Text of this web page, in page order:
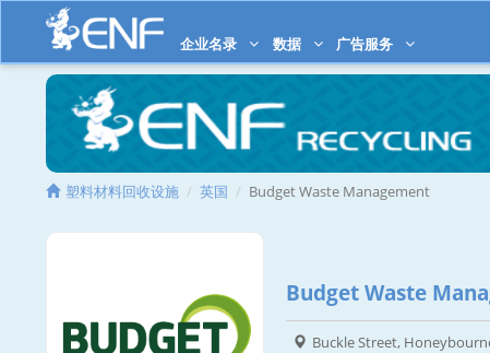
企业名录 数据 广告服务
塑料材料回收设施 英国 Budget Waste Management
Budget Waste
Buckle Street,